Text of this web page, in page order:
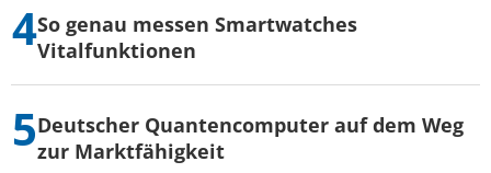
So genau messen Smartwatches
Vitalfunktionen
Deutscher Quantencomputer auf dem Weg
zur Marktfähigkeit